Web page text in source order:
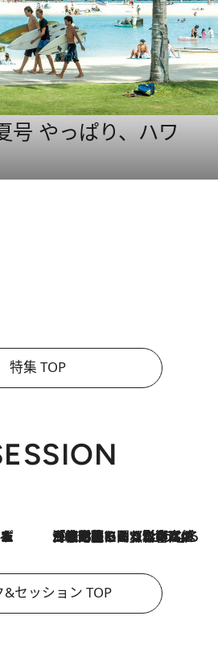
号 やっぱり、ハワ
特集 TOP
2026.8.3
「住宅建てられない…」「サーチャージ料の高値が続いている」ホルムズ海峡封鎖による影響はいつまで続く？《エネルギー専門家に聞く“どうなる日本の暮らし”》
&セッション TOP